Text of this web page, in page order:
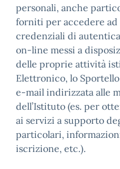
personali, anche
forniti per accedere ad
credenziali di
on-line messi a
delle proprie attività
Elettronico, lo
e-mail indirizzata alle
dell’Istituto (es. per
ai servizi a supporto
particolari,
iscrizione, etc.).